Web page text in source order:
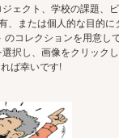
ェクト、学校の課題、
、または個人的な目的に
のコレクションを用意し
択し、画像をクリック
ば幸いです!